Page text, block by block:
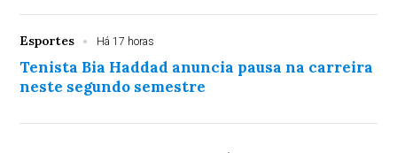
Esportes Há 17 horas
Tenista Bia Haddad anuncia pausa na carreira
neste segundo semestre